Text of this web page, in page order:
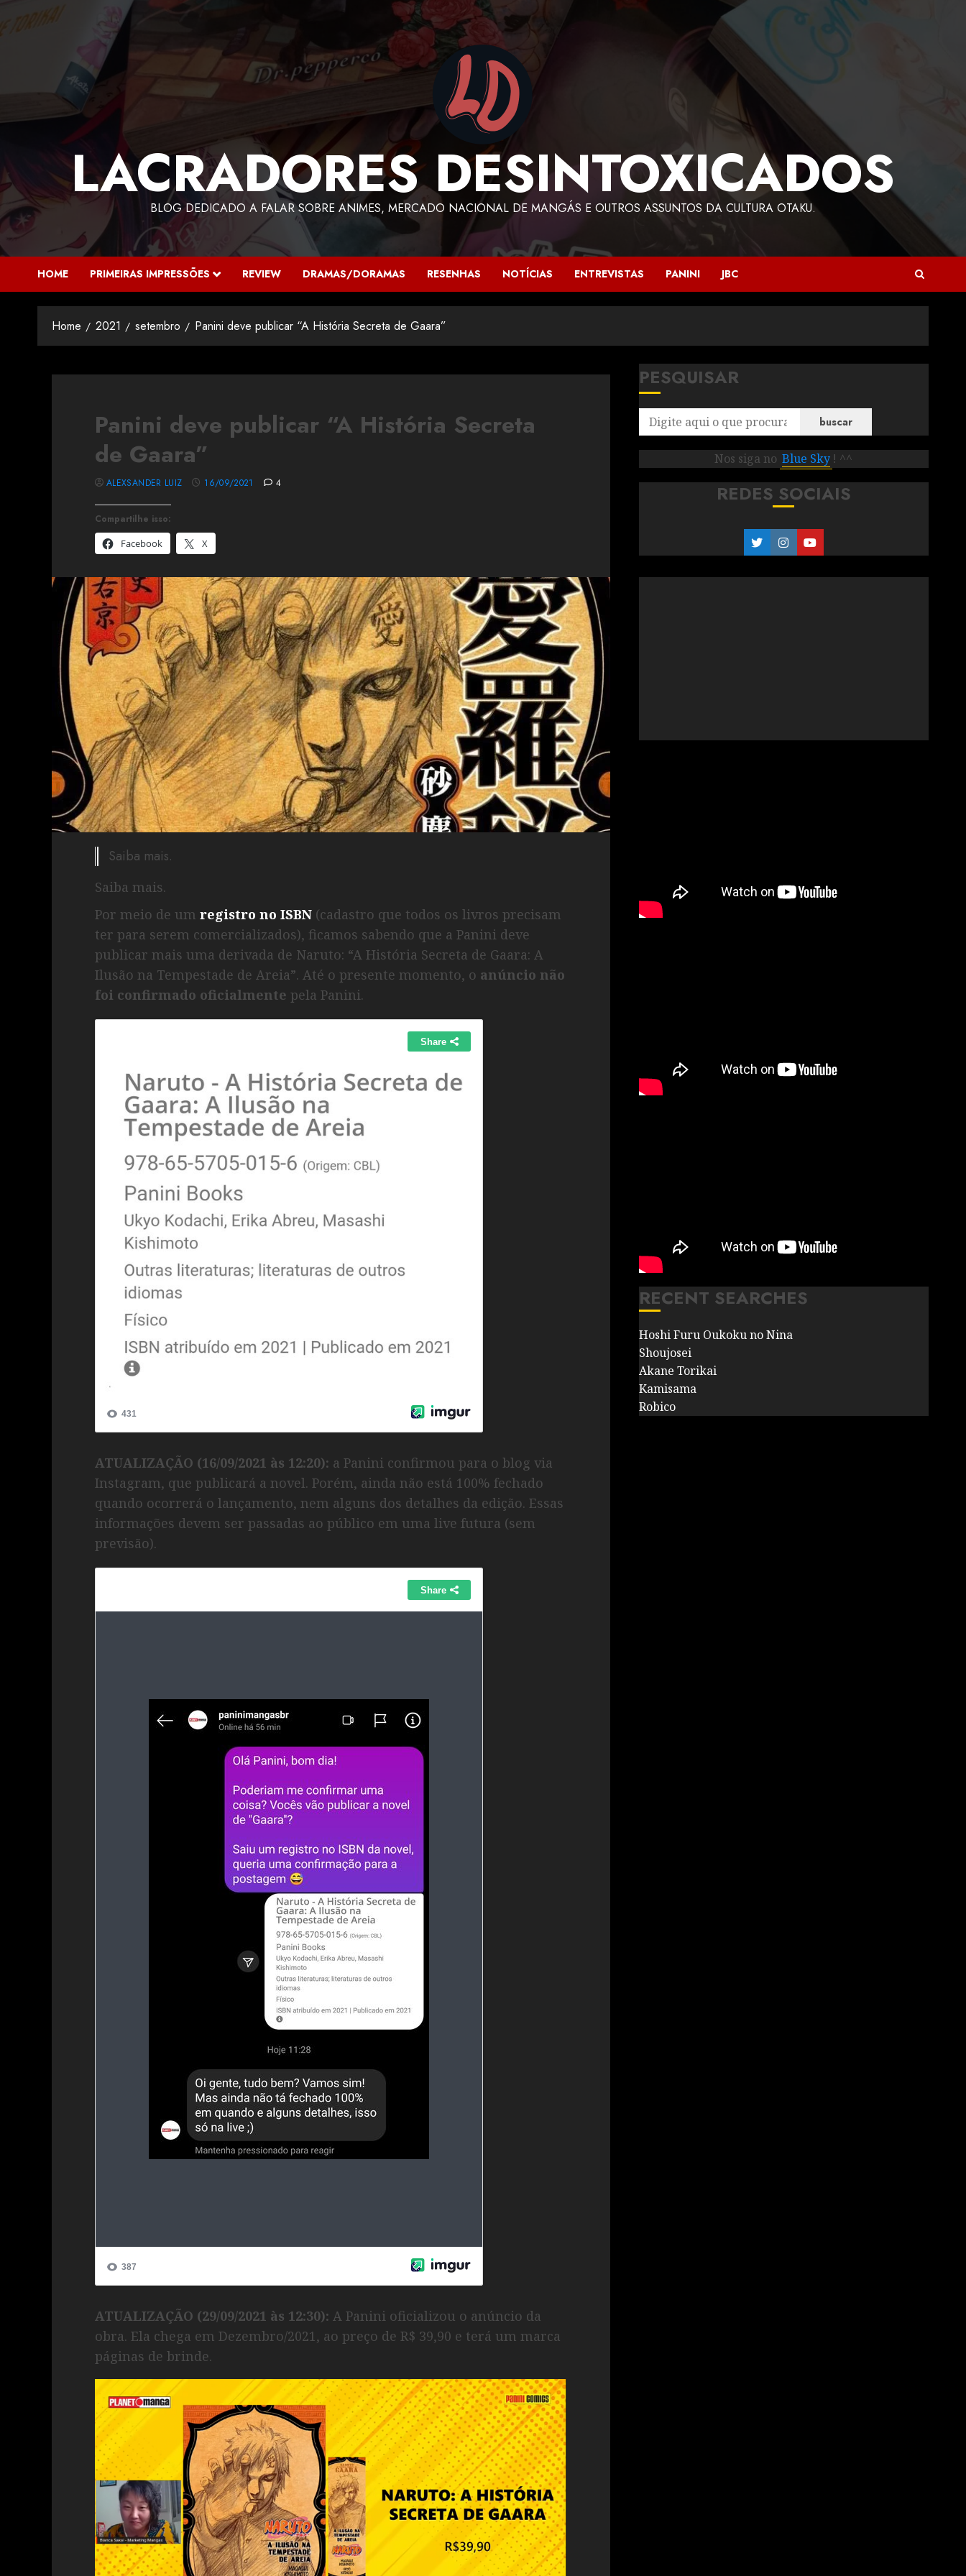
LACRADORES DESINTOXICADOS
BLOG DEDICADO A FALAR SOBRE ANIMES, MERCADO NACIONAL DE MANGÁS E OUTROS ASSUNTOS DA CULTURA OTAKU.
HOME PRIMEIRAS IMPRESSÕES REVIEW DRAMAS/DORAMAS RESENHAS NOTÍCIAS ENTREVISTAS PANINI JBC
Home 2021 setembro Panini deve publicar “A História Secreta de Gaara”
Panini deve publicar “A História Secreta
de Gaara”
Compartilhe isso:
Facebook
X
ALEXSANDER LUIZ 16/09/2021 4
Saiba mais.
Saiba mais.
Por meio de um registro no ISBN (cadastro que todos os livros precisam
ter para serem comercializados), ficamos sabendo que a Panini deve
publicar mais uma derivada de Naruto: “A História Secreta de Gaara: A
Ilusão na Tempestade de Areia”. Até o presente momento, o anúncio não
foi confirmado oficialmente pela Panini.
ATUALIZAÇÃO (16/09/2021 às 12:20): a Panini confirmou para o blog via
Instagram, que publicará a novel. Porém, ainda não está 100% fechado
quando ocorrerá o lançamento, nem alguns dos detalhes da edição. Essas
informações devem ser passadas ao público em uma live futura (sem
previsão).
ATUALIZAÇÃO (29/09/2021 às 12:30): A Panini oficializou o anúncio da
obra. Ela chega em Dezembro/2021, ao preço de R$ 39,90 e terá um marca
páginas de brinde.
PESQUISAR
buscar
Nos siga no Blue Sky ! ^^
REDES SOCIAIS
RECENT SEARCHES
Hoshi Furu Oukoku no Nina
Shoujosei
Akane Torikai
Kamisama
Robico